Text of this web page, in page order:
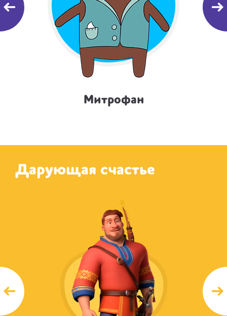
Митрофан
Дарующая счастье